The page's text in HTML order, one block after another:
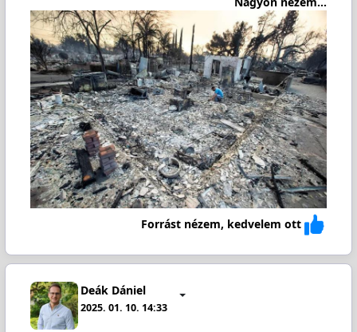
Forrást nézem, kedvelem ott
Deák Dániel
2025. 01. 10. 14:33